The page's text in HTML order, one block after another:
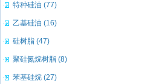
特种硅油 (77)
乙基硅油 (16)
硅树脂 (47)
聚硅氮烷树脂 (8)
苯基硅烷 (27)